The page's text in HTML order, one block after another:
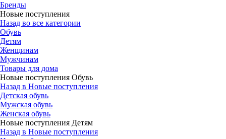
Бренды
Новые поступления
Назад во все категории
Обувь
Детям
Женщинам
Мужчинам
Товары для дома
Новые поступления Обувь
Назад в Новые поступления
Детская обувь
Мужская обувь
Женская обувь
Новые поступления Детям
Назад в Новые поступления